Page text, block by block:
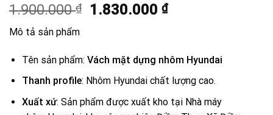
1.900.000₫
Giá
1.900.000 ₫.
1.830.000₫Giá
là:
1.830.000 ₫.
Mô tả sản phẩm
Tên sản phẩm: Vách mặt dựng nhôm Hyundai
Thanh profile: Nhôm Hyundai chất lượng cao.
Xuất xứ: Sản phẩm được xuất kho tại Nhà máy